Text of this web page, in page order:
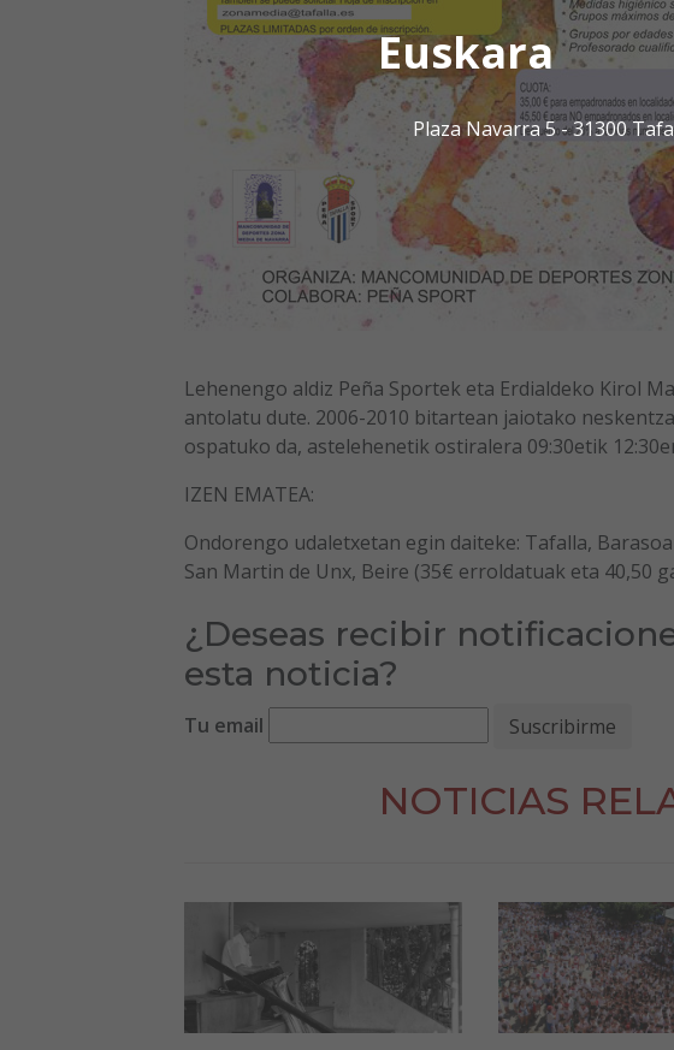
Euskara
Plaza Navarra 5 - 31300
Lehenengo aldiz Peña Sportek eta Erdialdeko Kirol
antolatu dute. 2006-2010 bitartean jaiotako
ospatuko da, astelehenetik ostiralera 09:30etik
IZEN EMATEA:
Ondorengo udaletxetan egin daiteke: Tafalla,
San Martin de Unx, Beire (35€ erroldatuak eta 40,50
¿Deseas recibir
esta noticia?
Tu email
NOTICIAS